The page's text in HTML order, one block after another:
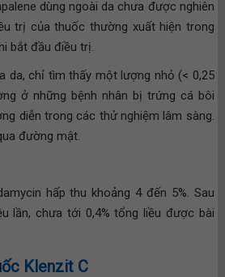
dùng ngoài da chưa được nghiên
trị của thuốc thường xuất hiện trong
bắt đầu điều trị.
da, chỉ tìm thấy một lượng nhỏ (< 0,25
ở những bệnh nhân bị trứng cá bôi
diễn trong các thử nghiệm lâm sàng.
đường mật.
hấp thu khoảng 4 đến 5%. Sau
lần, chưa tới 0,4% tổng liều được bài
Klenzit C